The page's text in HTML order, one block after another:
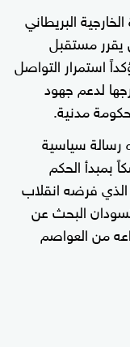
البريطاني
يقرر مستقبل
استمرار التواصل
لدعم جهود
مدنية.
رسالة سياسية
بمبدأ الحكم
الذي فرضه انقلاب
البحث عن
من العواصم